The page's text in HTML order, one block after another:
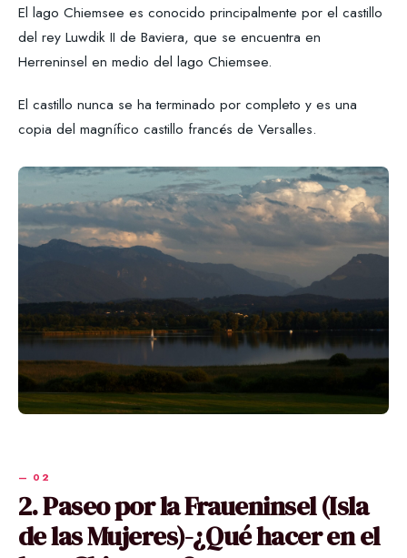
El lago Chiemsee es conocido principalmente por el castillo
del rey Luwdik II de Baviera, que se encuentra en
Herreninsel en medio del lago Chiemsee.
El castillo nunca se ha terminado por completo y es una
copia del magnífico castillo francés de Versalles.
2. Paseo por la Fraueninsel (Isla
de las Mujeres)-¿Qué hacer en el